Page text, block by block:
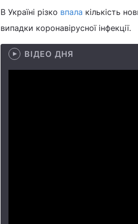
В Україні різко впала кількість
випадки коронавірусної інфекції.
ВІДЕО ДНЯ